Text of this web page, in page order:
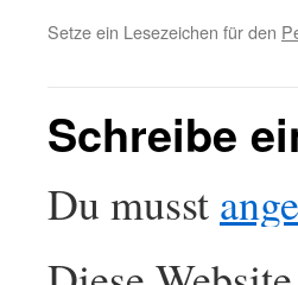
Setze ein Lesezeichen für den
Schreibe
Du musst